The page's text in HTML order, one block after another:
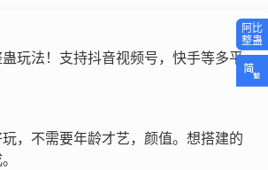
玩法！支持抖音视频号，快手等多平
，不需要年龄才艺，颜值。想搭建的